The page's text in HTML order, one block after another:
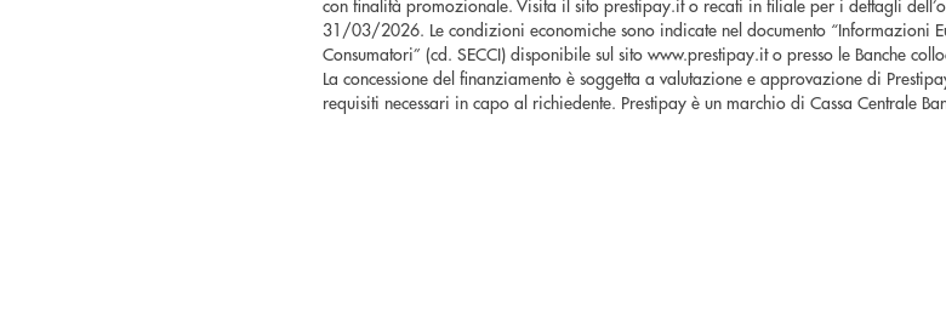
31/03/2026. Le condizioni economiche sono indicate nel documento “Informazioni
Consumatori” (cd. SECCI) disponibile sul sito www.prestipay.it o presso le Banche
La concessione del finanziamento è soggetta a valutazione e approvazione di
requisiti necessari in capo al richiedente. Prestipay è un marchio di Cassa Centrale